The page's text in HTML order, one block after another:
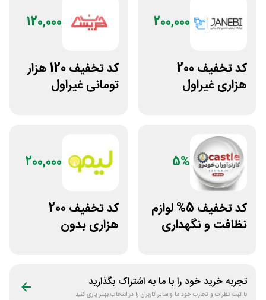
200,000
کد تخفیف 200
هزاری غیراول
120,000
کد تخفیف 120 هزار
تومانی غیراول
5%
کد تخفیف 5% لوازم
نظافت و نگهداری
200,000
کد تخفیف 200
هزاری بدون
تجربه خرید خود را با ما به اشتراک بگذارید
با ثبت نظرات و تجارب خود ما و سایر کاربران را در انتخاب بهتر یاری کنید